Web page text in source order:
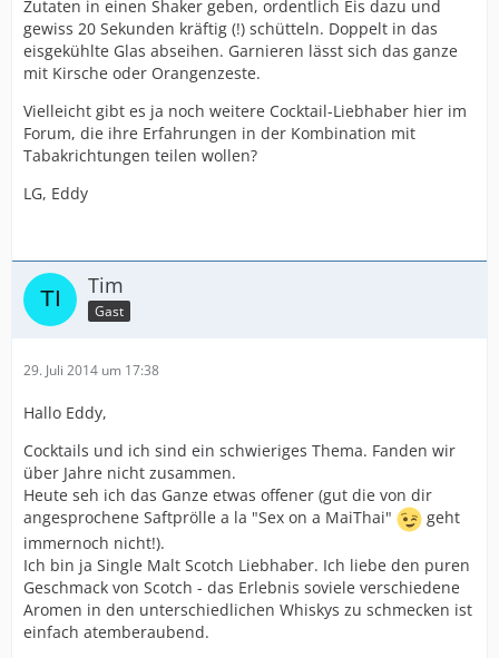
Zutaten in einen Shaker geben, ordentlich Eis dazu und
gewiss 20 Sekunden kräftig (!) schütteln. Doppelt in das
eisgekühlte Glas abseihen. Garnieren lässt sich das ganze
mit Kirsche oder Orangenzeste.
Vielleicht gibt es ja noch weitere Cocktail-Liebhaber hier im
Forum, die ihre Erfahrungen in der Kombination mit
Tabakrichtungen teilen wollen?
LG, Eddy
Tim
Gast
29. Juli 2014 um 17:38
Hallo Eddy,
Cocktails und ich sind ein schwieriges Thema. Fanden wir
über Jahre nicht zusammen.
Heute seh ich das Ganze etwas offener (gut die von dir
angesprochene Saftprölle a la "Sex on a MaiThai"
geht
immernoch nicht!).
Ich bin ja Single Malt Scotch Liebhaber. Ich liebe den puren
Geschmack von Scotch - das Erlebnis soviele verschiedene
Aromen in den unterschiedlichen Whiskys zu schmecken ist
einfach atemberaubend.